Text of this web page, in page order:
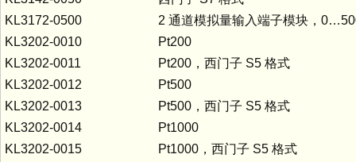
KL3172-0500
2 通道模拟量输入端子模块，
KL3202-0010
Pt200
KL3202-0011
Pt200，西门子 S5 格式
KL3202-0012
Pt500
KL3202-0013
Pt500，西门子 S5 格式
KL3202-0014
Pt1000
KL3202-0015
Pt1000，西门子 S5 格式